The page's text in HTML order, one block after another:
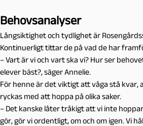
Behovsanalyser
Långsiktighet och tydlighet är
Kontinuerligt tittar de på vad de har
– Vart är vi och vart ska vi? Hur ser
elever bäst?, säger Annelie.
För henne är det viktigt att våga stå kvar,
ryckas med att hoppa på olika saker.
– Det kanske låter tråkigt att vi inte
gör, gör vi ordentligt, om och om igen. Vi